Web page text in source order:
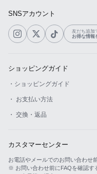
SNSアカウント
友だち追加
お得な情報
ショッピングガイド
・ショッピングガイド
・ お支払い方法
・ 交換・返品
カスタマーセンター
お電話やメールでのお問い合わせ
※ お問い合わせ前にFAQを確認す